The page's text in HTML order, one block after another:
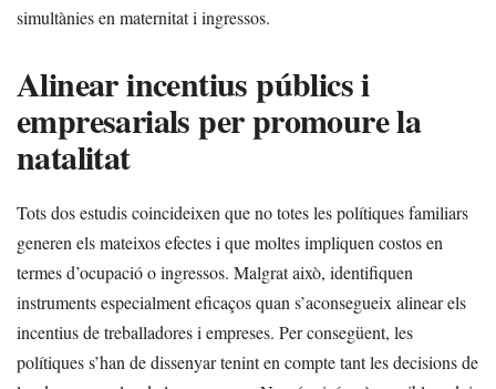
simultànies en maternitat i ingressos.
Alinear incentius públics i
empresarials per promoure la
natalitat
Tots dos estudis coincideixen que no totes les polítiques familiars
generen els mateixos efectes i que moltes impliquen costos en
termes d’ocupació o ingressos. Malgrat això, identifiquen
instruments especialment eficaços quan s’aconsegueix alinear els
incentius de treballadores i empreses. Per consegüent, les
polítiques s’han de dissenyar tenint en compte tant les decisions de